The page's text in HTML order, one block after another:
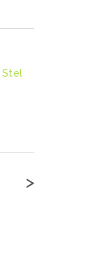
Stel
>